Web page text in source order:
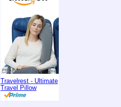
Travelrest - Ultimate
Travel Pillow